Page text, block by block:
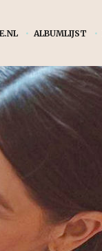
• ALBUMLIJST •